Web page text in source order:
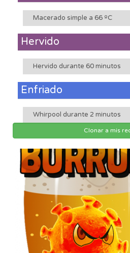
Macerado simple a 66 ºC
Hervido
Hervido durante 60 minutos
Enfriado
Whirpool durante 2 minutos
Clonar a mis